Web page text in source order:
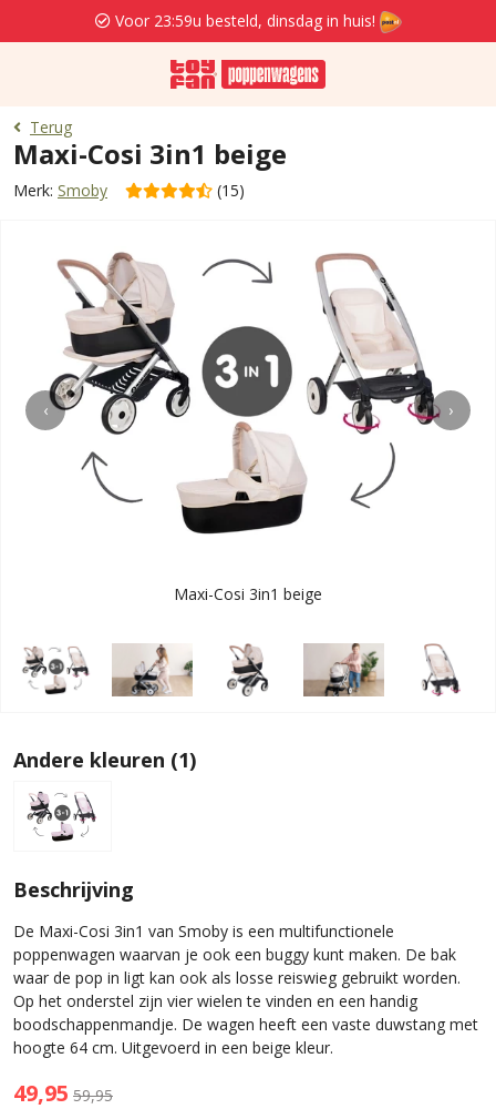
Voor 23:59u besteld, dinsdag in huis!
Terug
Maxi-Cosi 3in1 beige
Merk: Smoby (15)
‹ ›
Maxi-Cosi 3in1 beige
Andere kleuren (1)
Beschrijving
De Maxi-Cosi 3in1 van Smoby is een multifunctionele
poppenwagen waarvan je ook een buggy kunt maken. De bak
waar de pop in ligt kan ook als losse reiswieg gebruikt worden.
Op het onderstel zijn vier wielen te vinden en een handig
boodschappenmandje. De wagen heeft een vaste duwstang met
hoogte 64 cm. Uitgevoerd in een beige kleur.
49,95 59,95